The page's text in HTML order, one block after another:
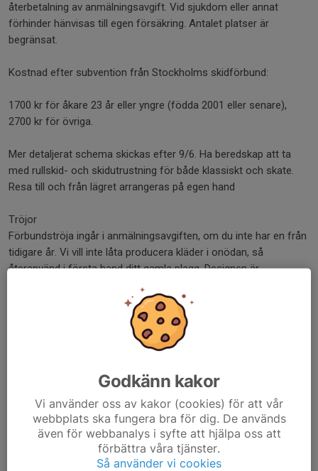
återbetalning av anmälningsavgift. Vid sjukdom eller annat
förhinder hänvisas till egen försäkring. Antalet platser är
begränsat.
Kostnad efter subvention från Stockholms skidförbund:
1700 kr för åkare 23 år eller yngre (födda 2001 eller senare),
2700 kr för övriga.
Mer detaljerat schema skickas efter 9/6. Ha beredskap att ta
med rullskid- och skidutrustning för både klassiskt och skate.
Resa till och från lägret arrangeras på egen hand
Tröjor
Förbundströja ingår i anmälningsavgiften, om du inte har en från
tidigare år. Vi vill inte låta producera kläder i onödan, så
återanvänd i första hand ditt gamla plagg. Designen är
oförändrad. Sista anmälan för tröja är 9/6 pga ledtid för
Dela nyhet
Godkänn kakor
Vi använder oss av kakor (cookies) för att vår
webbplats ska fungera bra för dig. De används
även för webbanalys i syfte att hjälpa oss att
förbättra våra tjänster.
Så använder vi cookies